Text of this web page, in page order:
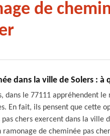
de
dans la ville de Solers : à
dans le 77111 appréhendent
En fait, ils pensent que cette
chers exercent dans la ville
ramonage de cheminée pas